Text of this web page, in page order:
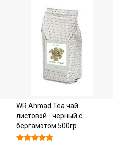
WR Ahmad Tea чай
листовой - черный с
бергамотом 500гр